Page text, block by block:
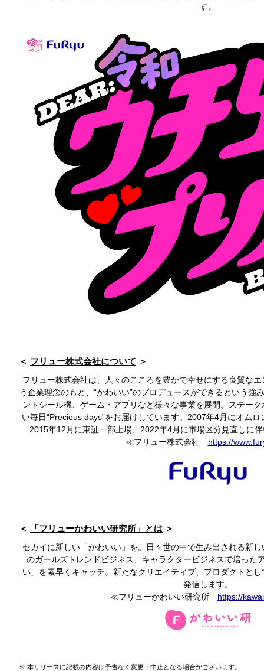
す。
フリュー株式会社について
フリュー株式会社は、人々のこころを豊かで幸せにする良質な
う企業理念のもと、“かわいい”のプロデュースができるという強
ントシール機、ゲーム・アプリなど様々な事業を展開。ステー
い毎日“Precious days”をお届けしています。2007年4月にオム
2015年12月に東証一部上場、2022年4月に市場区分見直しに
≪フリュー株式会社 https://
「フリューかわいい研究所」とは
セカイに新しい「かわいい」を。日々世の中で生み出される新
のガールズトレンドビジネス、キャラクタービジネスで培った
い」を素早くキャッチ。新たなクリエイティブ、プロダクトと
発信します。
≪フリューかわいい研究所 https://
本リリースに記載の内容は予告なく変更・中止となる場合がございます。